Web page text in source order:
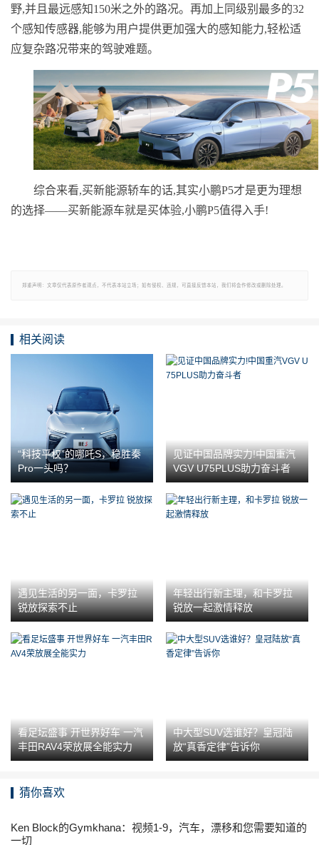
野,并且最远感知150米之外的路况。再加上同级别最多的32
个感知传感器,能够为用户提供更加强大的感知能力,轻松适
应复杂路况带来的驾驶难题。
综合来看,买新能源轿车的话,其实小鹏P5才是更为理想
的选择——买新能源车就是买体验,小鹏P5值得入手!
郑重声明：文章仅代表原作者观点，不代表本站立场；如有侵权、违规，可直接反馈本站，我们将会作修改或删除处理。
相关阅读
“科技平权”的哪吒S，稳胜秦
Pro一头吗？
见证中国品牌实力!中国重汽
VGV U75PLUS助力奋斗者
遇见生活的另一面，卡罗拉
锐放探索不止
年轻出行新主理，和卡罗拉
锐放一起激情释放
看足坛盛事 开世界好车 一汽
丰田RAV4荣放展全能实力
中大型SUV选谁好？皇冠陆
放“真香定律”告诉你
猜你喜欢
Ken Block的Gymkhana：视频1-9，汽车，漂移和您需要知道的
一切